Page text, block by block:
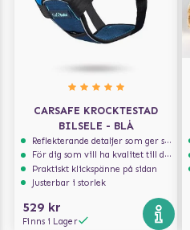
CARSAFE KROCKTESTAD
BILSELE - BLÅ
Reflekterande detaljer som ger synlighet i svagt ljus
För dig som vill ha kvalitet till din hund!
Praktiskt klickspänne på sidan
Justerbar i storlek
529 kr
Finns i Lager